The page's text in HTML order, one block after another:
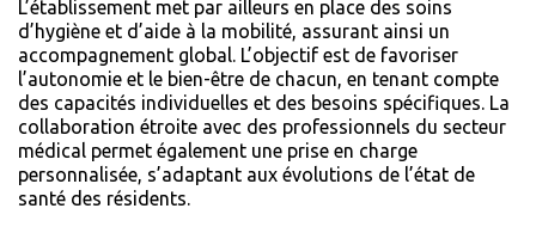
L’établissement met par ailleurs en place des soins
d’hygiène et d’aide à la mobilité, assurant ainsi un
accompagnement global. L’objectif est de favoriser
l’autonomie et le bien-être de chacun, en tenant compte
des capacités individuelles et des besoins spécifiques. La
collaboration étroite avec des professionnels du secteur
médical permet également une prise en charge
personnalisée, s’adaptant aux évolutions de l’état de
santé des résidents.